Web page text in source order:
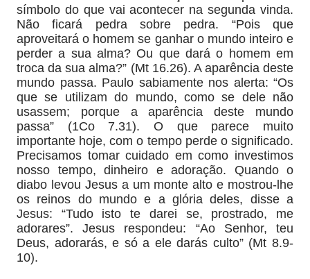
símbolo do que vai acontecer na segunda vinda.
Não ficará pedra sobre pedra. “Pois que
aproveitará o homem se ganhar o mundo inteiro e
perder a sua alma? Ou que dará o homem em
troca da sua alma?” (Mt 16.26). A aparência deste
mundo passa. Paulo sabiamente nos alerta: “Os
que se utilizam do mundo, como se dele não
usassem; porque a aparência deste mundo
passa” (1Co 7.31). O que parece muito
importante hoje, com o tempo perde o significado.
Precisamos tomar cuidado em como investimos
nosso tempo, dinheiro e adoração. Quando o
diabo levou Jesus a um monte alto e mostrou-lhe
os reinos do mundo e a glória deles, disse a
Jesus: “Tudo isto te darei se, prostrado, me
adorares”. Jesus respondeu: “Ao Senhor, teu
Deus, adorarás, e só a ele darás culto” (Mt 8.9-
10).